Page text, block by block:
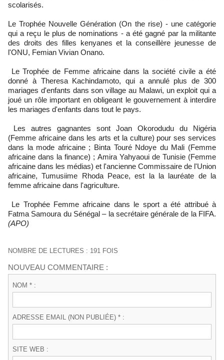
scolarisés.
Le Trophée Nouvelle Génération (On the rise) - une catégorie
qui a reçu le plus de nominations - a été gagné par la militante
des droits des filles kenyanes et la conseillère jeunesse de
l'ONU, Femian Vivian Onano.
Le Trophée de Femme africaine dans la société civile a été
donné à Theresa Kachindamoto, qui a annulé plus de 300
mariages d'enfants dans son village au Malawi, un exploit qui a
joué un rôle important en obligeant le gouvernement à interdire
les mariages d'enfants dans tout le pays.
Les autres gagnantes sont Joan Okorodudu du Nigéria
(Femme africaine dans les arts et la culture) pour ses services
dans la mode africaine ; Binta Touré Ndoye du Mali (Femme
africaine dans la finance) ; Amira Yahyaoui de Tunisie (Femme
africaine dans les médias) et l'ancienne Commissaire de l'Union
africaine, Tumusiime Rhoda Peace, est la la lauréate de la
femme africaine dans l'agriculture.
Le Trophée Femme africaine dans le sport a été attribué à
Fatma Samoura du Sénégal – la secrétaire générale de la FIFA.
(APO)
NOMBRE DE LECTURES : 191 FOIS
NOUVEAU COMMENTAIRE :
NOM * :
ADRESSE EMAIL (NON PUBLIÉE) * :
SITE WEB :